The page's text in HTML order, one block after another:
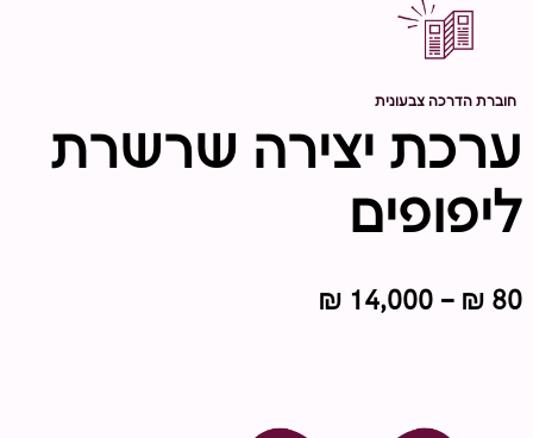
חוברת הדרכה צבעונית
ערכת יצירה שרשרת
ליפופים
₪ 80
–
₪ 14,000
טווח